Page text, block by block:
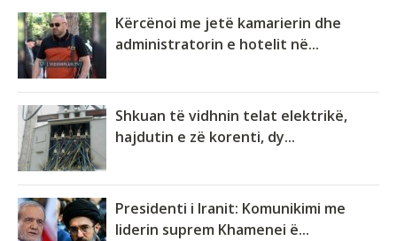
Kërcënoi me jetë kamarierin dhe
administratorin e hotelit në...
Shkuan të vidhnin telat elektrikë,
hajdutin e zë korenti, dy...
Presidenti i Iranit: Komunikimi me
liderin suprem Khamenei ë...